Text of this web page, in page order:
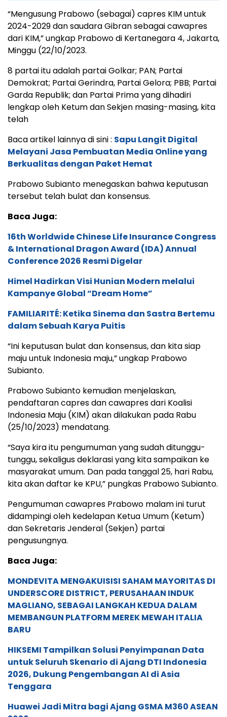
“Mengusung Prabowo (sebagai) capres KIM untuk
2024-2029 dan saudara Gibran sebagai cawapres
dari KIM,” ungkap Prabowo di Kertanegara 4, Jakarta,
Minggu (22/10/2023.
8 partai itu adalah partai Golkar; PAN; Partai
Demokrat; Partai Gerindra, Partai Gelora; PBB; Partai
Garda Republik; dan Partai Prima yang dihadiri
lengkap oleh Ketum dan Sekjen masing-masing, kita
telah
Baca artikel lainnya di sini : Sapu Langit Digital
Melayani Jasa Pembuatan Media Online yang
Berkualitas dengan Paket Hemat
Prabowo Subianto menegaskan bahwa keputusan
tersebut telah bulat dan konsensus.
Baca Juga:
16th Worldwide Chinese Life Insurance Congress
& International Dragon Award (IDA) Annual
Conference 2026 Resmi Digelar
Himel Hadirkan Visi Hunian Modern melalui
Kampanye Global “Dream Home”
FAMILIARITÉ: Ketika Sinema dan Sastra Bertemu
dalam Sebuah Karya Puitis
“Ini keputusan bulat dan konsensus, dan kita siap
maju untuk Indonesia maju,” ungkap Prabowo
Subianto.
Prabowo Subianto kemudian menjelaskan,
pendaftaran capres dan cawapres dari Koalisi
Indonesia Maju (KIM) akan dilakukan pada Rabu
(25/10/2023) mendatang.
“Saya kira itu pengumuman yang sudah ditunggu-
tunggu, sekaligus deklarasi yang kita sampaikan ke
masyarakat umum. Dan pada tanggal 25, hari Rabu,
kita akan daftar ke KPU,” pungkas Prabowo Subianto.
Pengumuman cawapres Prabowo malam ini turut
didampingi oleh kedelapan Ketua Umum (Ketum)
dan Sekretaris Jenderal (Sekjen) partai
pengusungnya.
Baca Juga:
MONDEVITA MENGAKUISISI SAHAM MAYORITAS DI
UNDERSCORE DISTRICT, PERUSAHAAN INDUK
MAGLIANO, SEBAGAI LANGKAH KEDUA DALAM
MEMBANGUN PLATFORM MEREK MEWAH ITALIA
BARU
HIKSEMI Tampilkan Solusi Penyimpanan Data
untuk Seluruh Skenario di Ajang DTI Indonesia
2026, Dukung Pengembangan AI di Asia
Tenggara
Huawei Jadi Mitra bagi Ajang GSMA M360 ASEAN